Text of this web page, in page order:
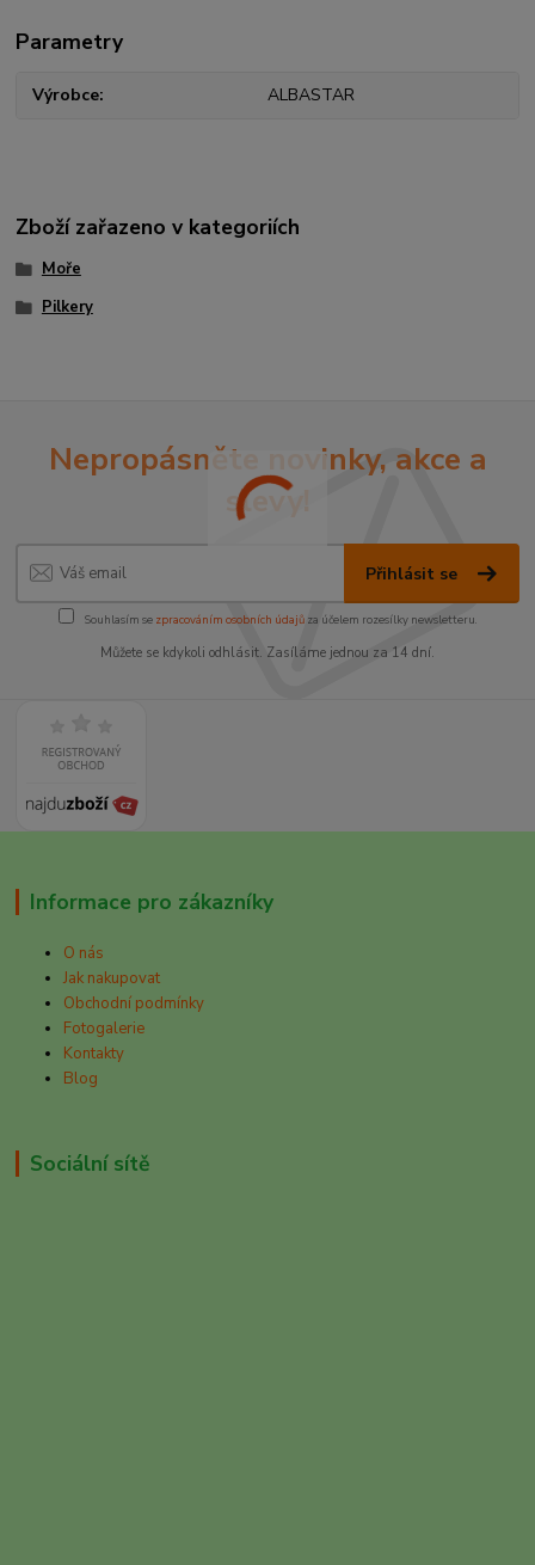
Parametry
Výrobce ALBASTAR
Zboží zařazeno v kategoriích
Moře
Pilkery
Nepropásněte novinky, akce a
slevy!
Přihlásit se
Souhlasím se zpracováním osobních údajůza účelem rozesílky newsletteru.
Můžete se kdykoli odhlásit. Zasíláme jednou za 14 dní.
Informace pro zákazníky
O nás
Jak nakupovat
Obchodní podmínky
Fotogalerie
Kontakty
Blog
Sociální sítě